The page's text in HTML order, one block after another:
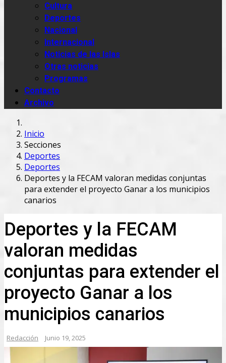
Cultura
Deportes
Nacional
Internacional
Noticias de las Islas
Otras noticias
Programas
Contacto
Archivo
Inicio
Secciones
Deportes
Deportes
Deportes y la FECAM valoran medidas conjuntas
para extender el proyecto Ganar a los municipios
canarios
Deportes y la FECAM
valoran medidas
conjuntas para extender el
proyecto Ganar a los
municipios canarios
Redacción Junio 19, 2025